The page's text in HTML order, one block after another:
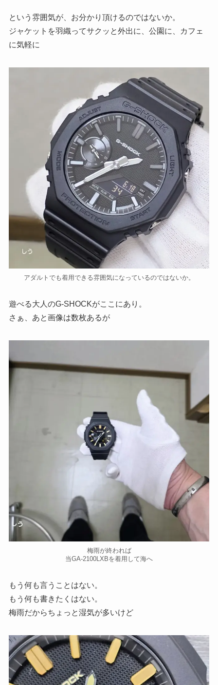
という雰囲気が、お分かり頂けるのではないか。
ジャケットを羽織ってサクッと外出に、公園に、カフェ
に気軽に
アダルトでも着用できる雰囲気になっているのではないか。
遊べる大人のG-SHOCKがここにあり。
さぁ、あと画像は数枚あるが
梅雨が終われば
当GA-2100LXBを着用して海へ
もう何も言うことはない。
もう何も書きたくはない。
梅雨だからちょっと湿気が多いけど